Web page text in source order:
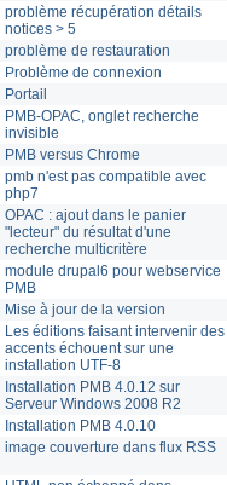
problème récupération détails
notices > 5
problème de restauration
Problème de connexion
Portail
PMB-OPAC, onglet recherche
invisible
PMB versus Chrome
pmb n'est pas compatible avec
php7
OPAC : ajout dans le panier
"lecteur" du résultat d'une
recherche multicritère
module drupal6 pour webservice
PMB
Mise à jour de la version
Les éditions faisant intervenir des
accents échouent sur une
installation UTF-8
Installation PMB 4.0.12 sur
Serveur Windows 2008 R2
Installation PMB 4.0.10
image couverture dans flux RSS